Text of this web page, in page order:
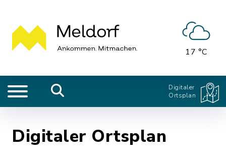
17 °C
Digitaler
Ortsplan
Digitaler Ortsplan